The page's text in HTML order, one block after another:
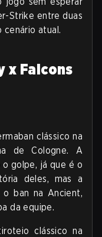
Strike entre duas
cenário atual.
x Falcons
clássico na
de Cologne. A
golpe, já que é o
deles, mas a
o ban na Ancient,
da equipe.
clássico na